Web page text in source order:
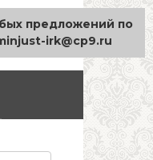
САЙТА
предложений по
irk@cp9.ru